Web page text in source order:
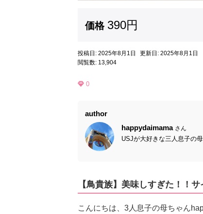
価格 390円
投稿日: 2025年8月1日
更新日: 2025年8月1日
閲覧数: 13,904
0
author
happydaimama さん
USJが大好きな三人息子の
【鳥貴族】美味しすぎた！！
こんにちは、3人息子の母ちゃん